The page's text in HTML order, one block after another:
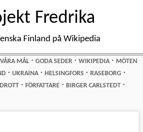
Fredrika
Finland på Wikipedia
VÅRA MÅL ⋅GODA SEDER ⋅WIKIPEDIA⋅ MÖTEN
⋅UKRAINA⋅HELSINGFORS ⋅RASEBORG ⋅
⋅FÖRFATTARE ⋅BIRGER CARLSTEDT ⋅